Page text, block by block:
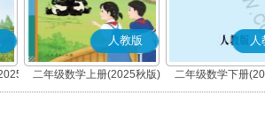
人教版
二年级数学上册(2025秋版)
人
二年级数学下册